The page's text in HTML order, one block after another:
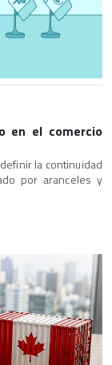
en el comercio
la continuidad
por aranceles y